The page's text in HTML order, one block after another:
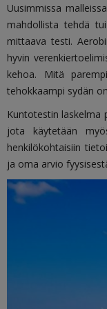
Uusimmissa
mahdollista tehdä
mittaava testi.
hyvin
kehoa. Mitä
tehokkaampi sydän
Kuntotestin laskelma
jota käytetään
henkilökohtaisiin
ja oma arvio